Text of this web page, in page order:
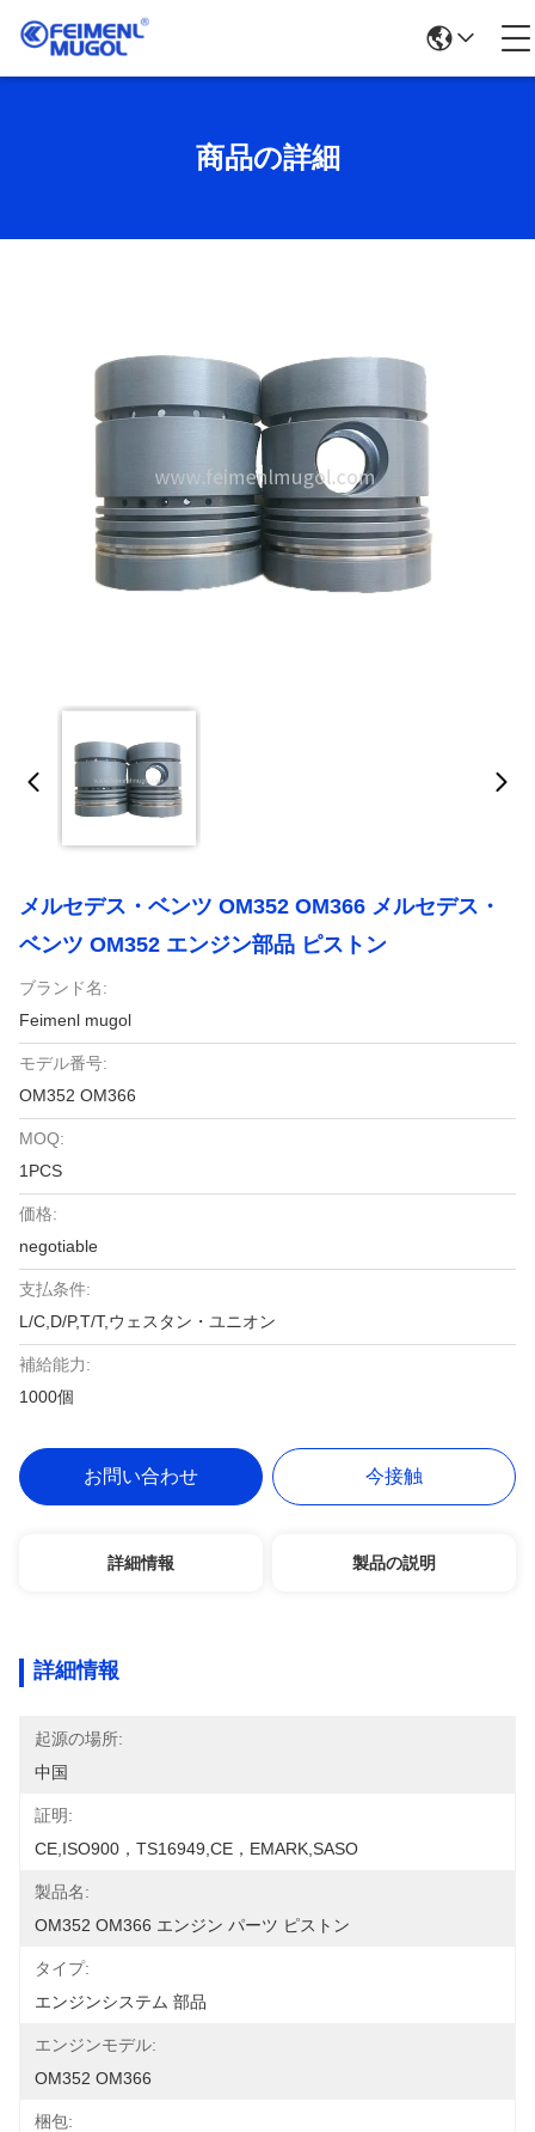
商品の詳細
メルセデス・ベンツ OM352 OM366 メルセデス・
ベンツ OM352 エンジン部品 ピストン
ブランド名:
Feimenl mugol
モデル番号:
OM352 OM366
MOQ:
1PCS
価格:
negotiable
支払条件:
L/C,D/P,T/T,ウェスタン・ユニオン
補給能力:
1000個
お問い合わせ 今接触
詳細情報 製品の説明
詳細情報
起源の場所:
中国
証明:
CE,ISO900，TS16949,CE，EMARK,SASO
製品名:
OM352 OM366 エンジン パーツ ピストン
タイプ:
エンジンシステム 部品
エンジンモデル:
OM352 OM366
梱包: